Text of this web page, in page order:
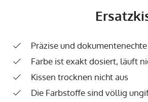
Präzise und
Farbe ist exakt dosiert, läuft
Kissen trocknen nicht aus
Die Farbstoffe sind völlig